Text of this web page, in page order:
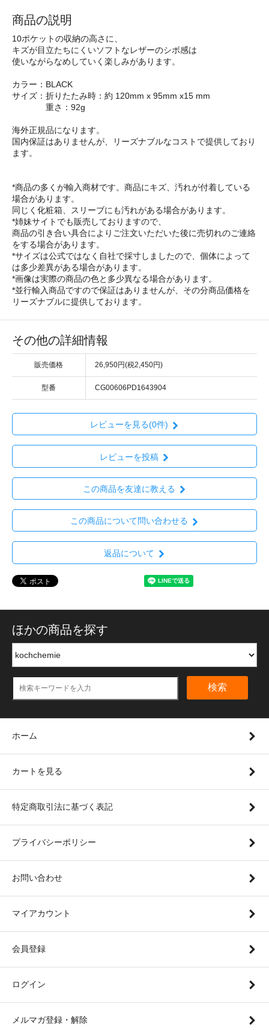
商品の説明
10ポケットの収納の高さに、
キズが目立たちにくいソフトなレザーのシボ感は
使いながらなめしていく楽しみがあります。
カラー：BLACK
サイズ：折りたたみ時：約 120mm x 95mm x15 mm
重さ：92g
海外正規品になります。
国内保証はありませんが、リーズナブルなコストで提供しており
ます。
*商品の多くが輸入商材です。商品にキズ、汚れが付着している
場合があります。
同じく化粧箱、スリーブにも汚れがある場合があります。
*姉妹サイトでも販売しておりますので、
商品の引き合い具合によりご注文いただいた後に売切れのご連絡
をする場合があります。
*サイズは公式ではなく自社で採寸しましたので、個体によって
は多少差異がある場合があります。
*画像は実際の商品の色と多少異なる場合があります。
*並行輸入商品ですので保証はありませんが、その分商品価格を
リーズナブルに提供しております。
その他の詳細情報
販売価格 26,950円(税2,450円)
型番 CG00606PD1643904
レビューを見る(0件)
レビューを投稿
この商品を友達に教える
この商品について問い合わせる
返品について
ほかの商品を探す
検索
ホーム
カートを見る
特定商取引法に基づく表記
プライバシーポリシー
お問い合わせ
マイアカウント
会員登録
ログイン
メルマガ登録・解除